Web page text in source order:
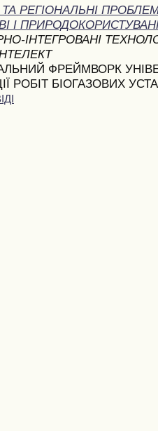
РЕГІОНАЛЬНІ
І
ІНТЕГРОВАНІ
ФРЕЙМВОРК
РОБІТ БІОГАЗОВИХ